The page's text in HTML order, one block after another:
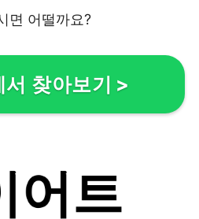
면 어떨까요?
찾아보기 >